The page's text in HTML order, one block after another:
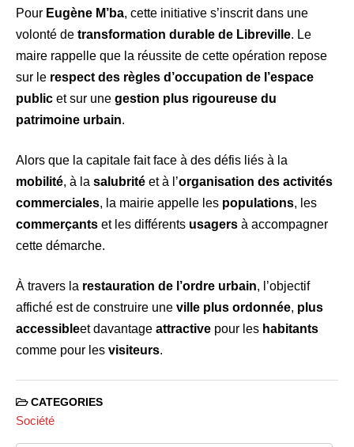
Pour Eugène M’ba, cette initiative s’inscrit dans une
volonté de transformation durable de Libreville. Le
maire rappelle que la réussite de cette opération repose
sur le respect des règles d’occupation de l’espace
public et sur une gestion plus rigoureuse du
patrimoine urbain.
Alors que la capitale fait face à des défis liés à la
mobilité, à la salubrité et à l’organisation des activités
commerciales, la mairie appelle les populations, les
commerçants et les différents usagers à accompagner
cette démarche.
À travers la restauration de l’ordre urbain, l’objectif
affiché est de construire une ville plus ordonnée, plus
accessibleet davantage attractive pour les habitants
comme pour les visiteurs.
CATEGORIES
Société